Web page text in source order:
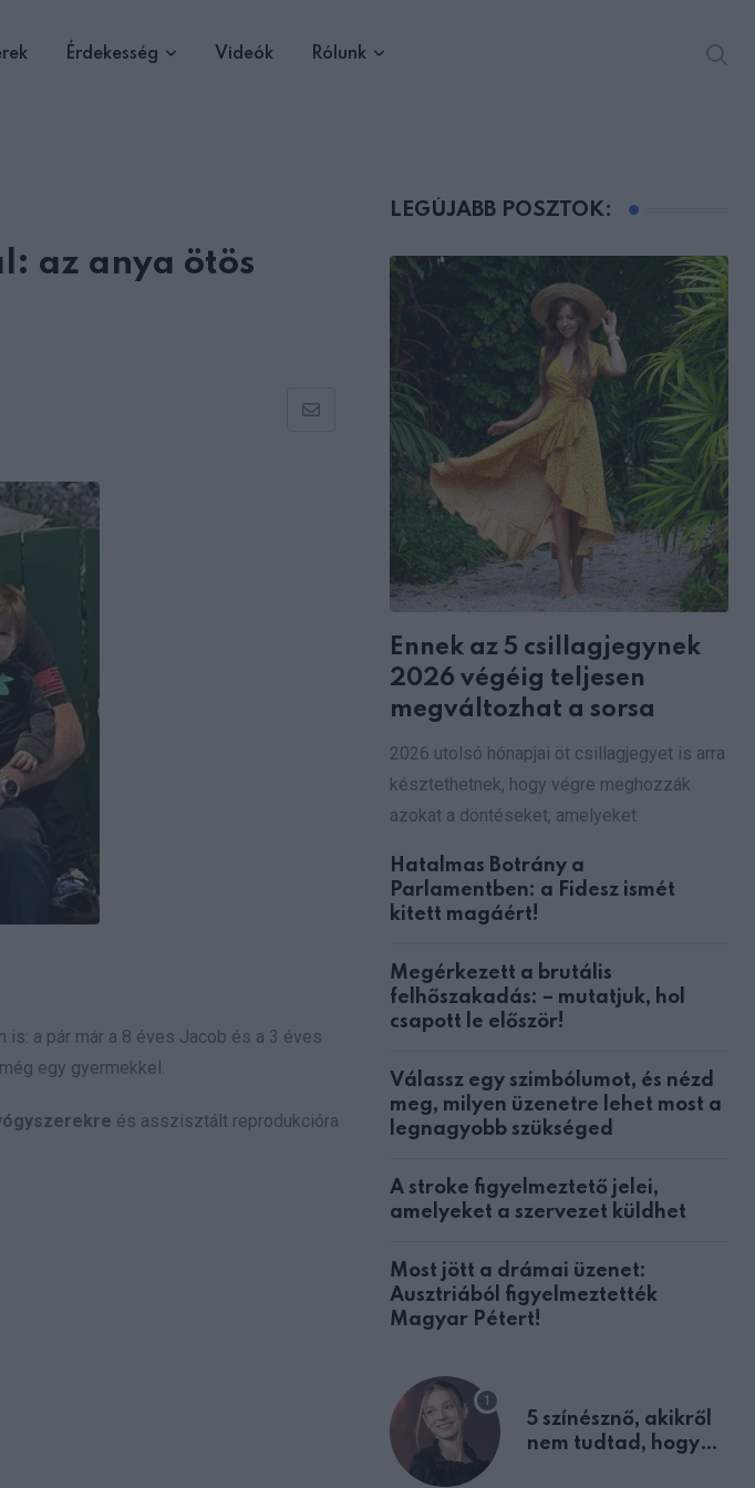
Érdekesség Videók Rólunk
az anya ötös
Share
is: a pár már a 8 éves Jacob és a 3 éves
egy gyermekkel.
és asszisztált reprodukcióra
LEGÚJABB POSZTOK:
Ennek az 5 csillagjegynek
2026 végéig teljesen
megváltozhat a sorsa
2026 utolsó hónapjai öt csillagjegyet is arra
késztethetnek, hogy végre meghozzák
azokat a döntéseket, amelyeket
Hatalmas Botrány a
Parlamentben: a Fidesz ismét
kitett magáért!
Megérkezett a brutális
felhőszakadás: – mutatjuk, hol
csapott le először!
Válassz egy szimbólumot, és nézd
meg, milyen üzenetre lehet most a
legnagyobb szükséged
A stroke figyelmeztető jelei,
amelyeket a szervezet küldhet
Most jött a drámai üzenet:
Ausztriából figyelmeztették
Magyar Pétert!
5 színésznő, akikről
nem tudtad, hogy